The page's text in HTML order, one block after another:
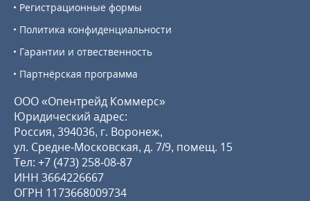
Регистрационные формы
Гарантии и отвественность
Политика конфиденциальности
Партнёрская программа
ООО «Опентрейд Коммерс»
Юридический адрес:
Россия, 394036, г. Воронеж,
ул. Средне-Московская, д. 7/9, помещ. 15
Тел: +7 (473) 258-08-87
ИНН 3664226667
ОГРН 1173668009734